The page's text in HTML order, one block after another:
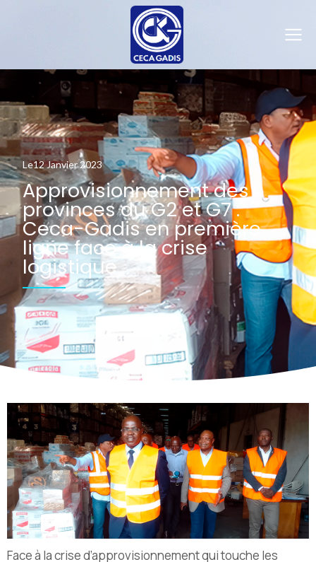
Le12 Janvier 2023
Approvisionnement des
provinces du G2 et G7 :
Ceca-Gadis en première
ligne face à la crise
logistique
Face à la crise d’approvisionnement qui touche les